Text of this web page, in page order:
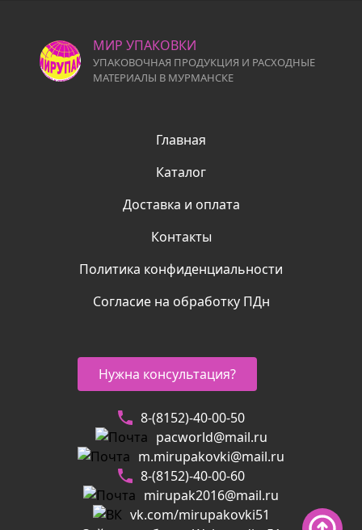
МИР УПАКОВКИ
УПАКОВОЧНАЯ ПРОДУКЦИЯ И РАСХОДНЫЕ
МАТЕРИАЛЫ В МУРМАНСКЕ
Главная
Каталог
Доставка и оплата
Контакты
Политика конфиденциальности
Согласие на обработку ПДн
Нужна консультация?
8-(8152)-40-00-50
pacworld@mail.ru
m.mirupakovki@mail.ru
8-(8152)-40-00-60
mirupak2016@mail.ru
vk.com/mirupakovki51